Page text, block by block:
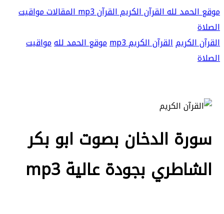
موقع الحمد للهالقرآن الكريمالقرآن mp3 المقالاتمواقيت
الصلاة
القرآن الكريمالقرآن الكريم mp3 موقع الحمد للهمواقيت
الصلاة
سورة الدخان بصوت ابو بكر
الشاطري بجودة عالية mp3